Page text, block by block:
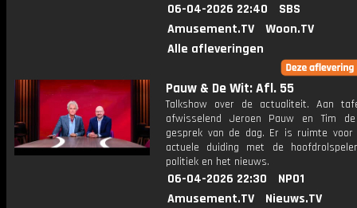
06-04-2026 22:40
SBS
Amusement.TV
Woon.TV
Alle afleveringen
Pauw & De Wit: Afl. 55
Talkshow over de actualiteit. Aan
afwisselend Jeroen Pauw en Tim
gesprek van de dag. Er is ruimte
actuele duiding met de
politiek en het nieuws.
06-04-2026 22:30
NPO1
Amusement.TV
Nieuws.TV